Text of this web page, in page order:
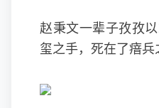
赵秉文一辈子孜孜
玺之手，死在了瘖兵